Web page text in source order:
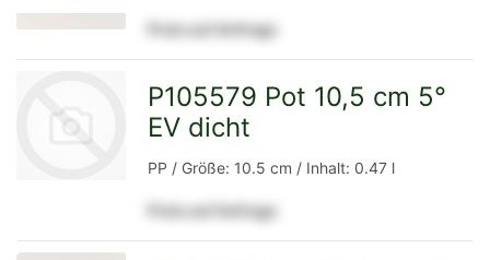
Detailseite
Preis auf Anfrage
P105579 Pot 10,5 cm 5°
EV dicht
PP / Größe: 10.5 cm / Inhalt: 0.47 l
Preis auf Anfrage